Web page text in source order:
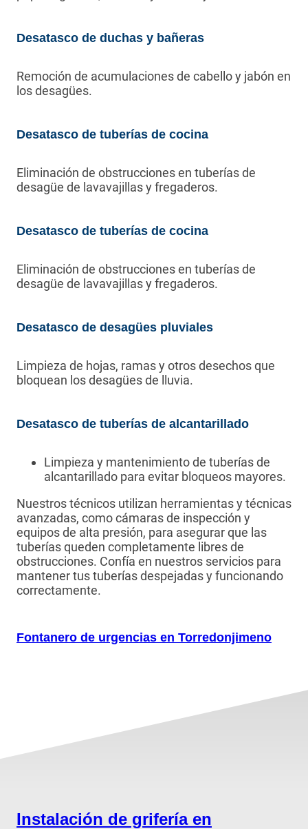
Desatasco de duchas y bañeras
Remoción de acumulaciones de cabello y jabón en
los desagües.
Desatasco de tuberías de cocina
Eliminación de obstrucciones en tuberías de
desagüe de lavavajillas y fregaderos.
Desatasco de tuberías de cocina
Eliminación de obstrucciones en tuberías de
desagüe de lavavajillas y fregaderos.
Desatasco de desagües pluviales
Limpieza de hojas, ramas y otros desechos que
bloquean los desagües de lluvia.
Desatasco de tuberías de alcantarillado
Limpieza y mantenimiento de tuberías de
alcantarillado para evitar bloqueos mayores.
Nuestros técnicos utilizan herramientas y técnicas
avanzadas, como cámaras de inspección y
equipos de alta presión, para asegurar que las
tuberías queden completamente libres de
obstrucciones. Confía en nuestros servicios para
mantener tus tuberías despejadas y funcionando
correctamente.
Fontanero de urgencias en Torredonjimeno
Instalación de grifería en